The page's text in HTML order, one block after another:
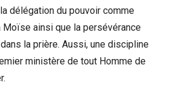
délégation du pouvoir comme
Moïse ainsi que la persévérance
la prière. Aussi, une discipline
ministère de tout Homme de